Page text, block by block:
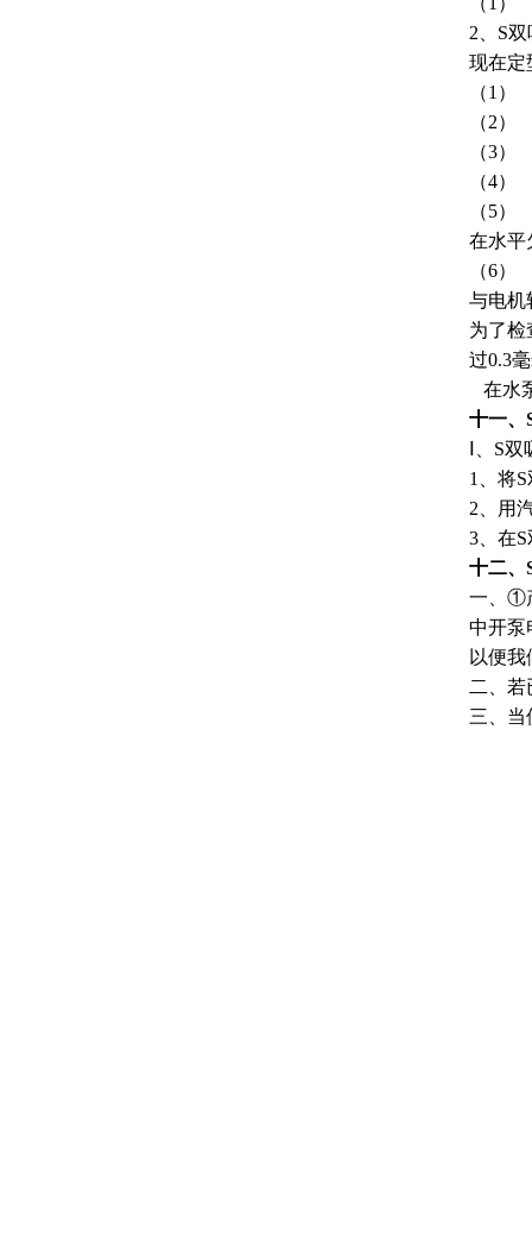
2、S
现在定
（1）
（2）
（3
（4）
（5）
在水平
（6）
与电机
为了检
过0.3
在水
十一、
Ⅰ、S
1、将
2、用
3、在
十二、
一、①
中开泵
以便
二、
三、当